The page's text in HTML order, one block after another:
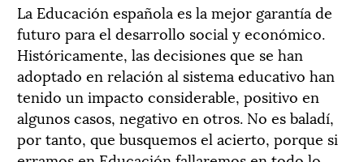
La Educación española es la mejor garantía de
futuro para el desarrollo social y económico.
Históricamente, las decisiones que se han
adoptado en relación al sistema educativo han
tenido un impacto considerable, positivo en
algunos casos, negativo en otros. No es baladí,
por tanto, que busquemos el acierto, porque si